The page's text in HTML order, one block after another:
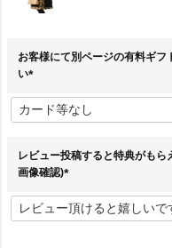
お客様にて別ページの有料ギフ
い
必
須
レビュー投稿すると特典がも
画像確認)
必
須